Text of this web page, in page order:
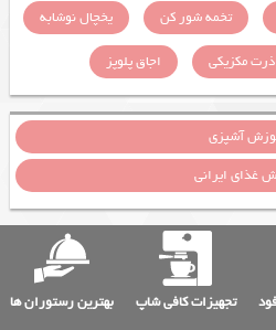
تخمه شور کن
یخچال نوشابه
مکزیکی اجاق پلوپز
آشپزی
غذای ایرانی
تجهیزات کافی شاپ بهترین رستوران ها